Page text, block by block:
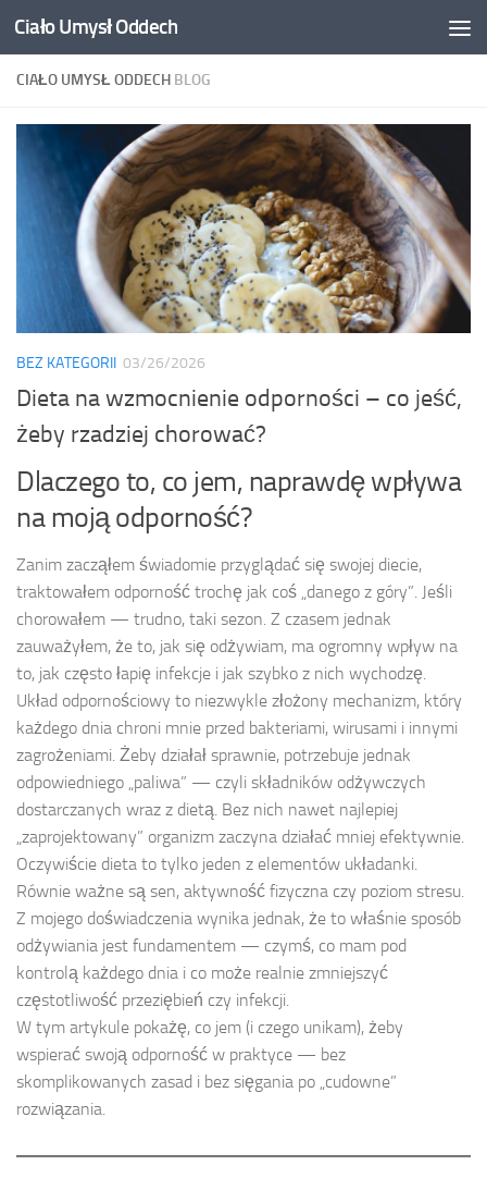
Przejdź do treści
Ciało Umysł Oddech
CIAŁO UMYSŁ ODDECH BLOG
BEZ KATEGORII 03/26/2026
Dieta na wzmocnienie odporności – co jeść,
żeby rzadziej chorować?
Dlaczego to, co jem, naprawdę wpływa
na moją odporność?
Zanim zacząłem świadomie przyglądać się swojej diecie,
traktowałem odporność trochę jak coś „danego z góry”. Jeśli
chorowałem — trudno, taki sezon. Z czasem jednak
zauważyłem, że to, jak się odżywiam, ma ogromny wpływ na
to, jak często łapię infekcje i jak szybko z nich wychodzę.
Układ odpornościowy to niezwykle złożony mechanizm, który
każdego dnia chroni mnie przed bakteriami, wirusami i innymi
zagrożeniami. Żeby działał sprawnie, potrzebuje jednak
odpowiedniego „paliwa” — czyli składników odżywczych
dostarczanych wraz z dietą. Bez nich nawet najlepiej
„zaprojektowany” organizm zaczyna działać mniej efektywnie.
Oczywiście dieta to tylko jeden z elementów układanki.
Równie ważne są sen, aktywność fizyczna czy poziom stresu.
Z mojego doświadczenia wynika jednak, że to właśnie sposób
odżywiania jest fundamentem — czymś, co mam pod
kontrolą każdego dnia i co może realnie zmniejszyć
częstotliwość przeziębień czy infekcji.
W tym artykule pokażę, co jem (i czego unikam), żeby
wspierać swoją odporność w praktyce — bez
skomplikowanych zasad i bez sięgania po „cudowne”
rozwiązania.